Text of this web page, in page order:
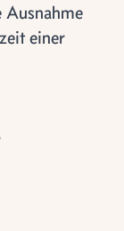
Ausnahme
einer